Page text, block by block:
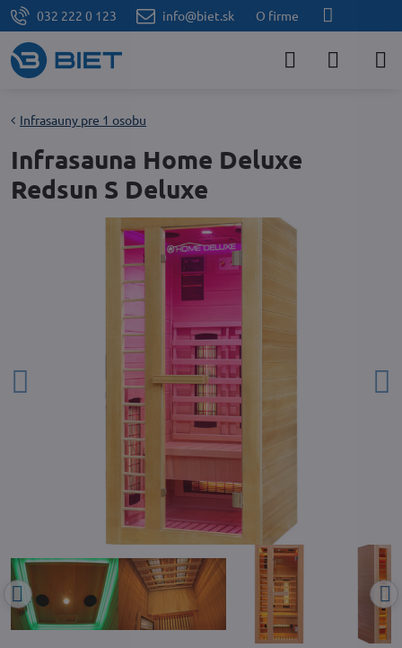
032 222 0 123 info@biet.sk O firme
Infrasauny pre 1 osobu
Infrasauna Home Deluxe
Redsun S Deluxe